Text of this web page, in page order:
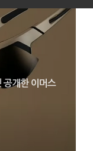
공개한 이머스